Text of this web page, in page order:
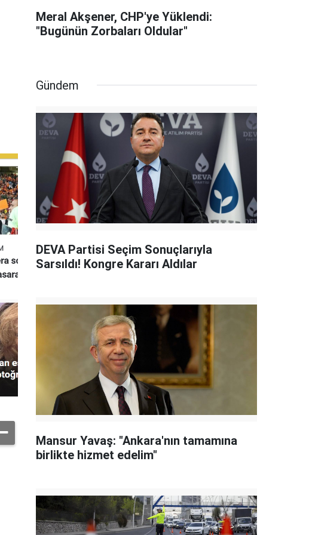
Meral Akşener, CHP'ye Yüklendi:
"Bugünün Zorbaları Oldular"
Gündem
DEVA Partisi Seçim Sonuçlarıyla
Sarsıldı! Kongre Kararı Aldılar
Mansur Yavaş: "Ankara'nın tamamına
birlikte hizmet edelim"